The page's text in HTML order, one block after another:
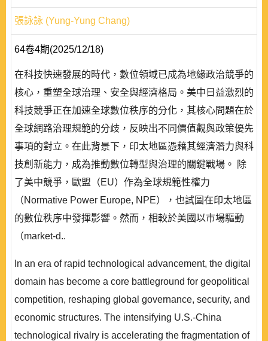
張詠詠 (Yung-Yung Chang)
64卷4期(2025/12/18)
在科技快速發展的時代，數位領域已成為地緣政治競爭的
核心，重塑全球治理、安全與經濟格局。美中日益激烈的
科技競爭正在加速全球數位秩序的分化，其核心問題在於
全球網路治理規範的分歧，反映出不同價值觀與政策優先
事項的對立。在此背景下，印太地區憑藉其經濟潛力與科
技創新能力，成為推動數位轉型與治理的關鍵戰場。 除
了美中競爭，歐盟（EU）作為全球規範性權力
（Normative Power Europe, NPE），也試圖在印太地區
的數位秩序中發揮影響。然而，相較於美國以市場驅動
（market-d..
In an era of rapid technological advancement, the digital
domain has become a core battleground for geopolitical
competition, reshaping global governance, security, and
economic structures. The intensifying U.S.-China
technological rivalry is accelerating the fragmentation of